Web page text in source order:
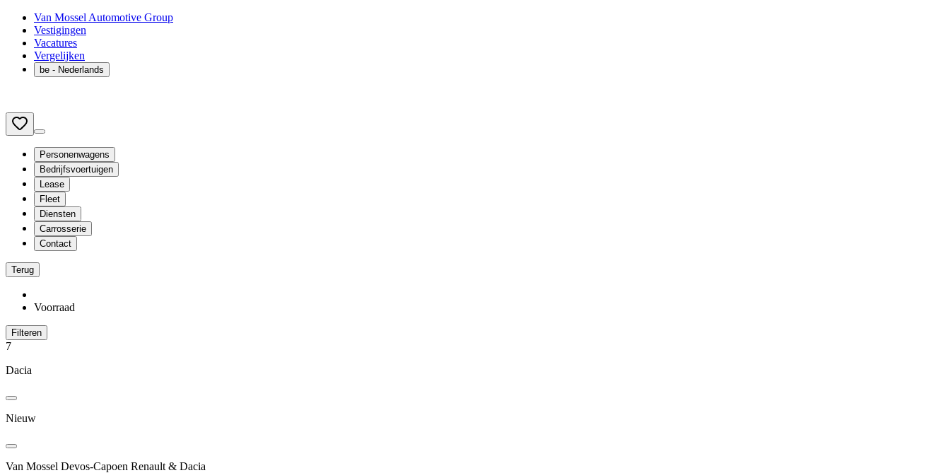
Van Mossel Automotive Group
Vestigingen
Vacatures
Vergelijken
be - Nederlands
Personenwagens
Bedrijfsvoertuigen
Lease
Fleet
Diensten
Carrosserie
Contact
Terug
Voorraad
Filteren
7
Dacia
Nieuw
Van Mossel Devos-Capoen Renault & Dacia